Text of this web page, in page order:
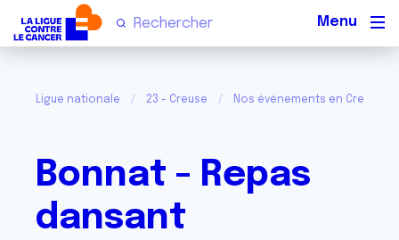
Ligue nationale 23 - Creuse Nos événements en Creuse
Bonnat - Repas
dansant